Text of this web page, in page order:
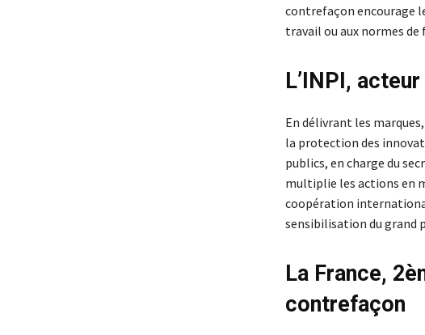
contrefaçon encourage
travail ou aux normes
L’INPI,
En délivrant les
la protection des
publics, en charge du
multiplie les actions en
coopération
sensibilisation du grand
La France,
contrefaçon